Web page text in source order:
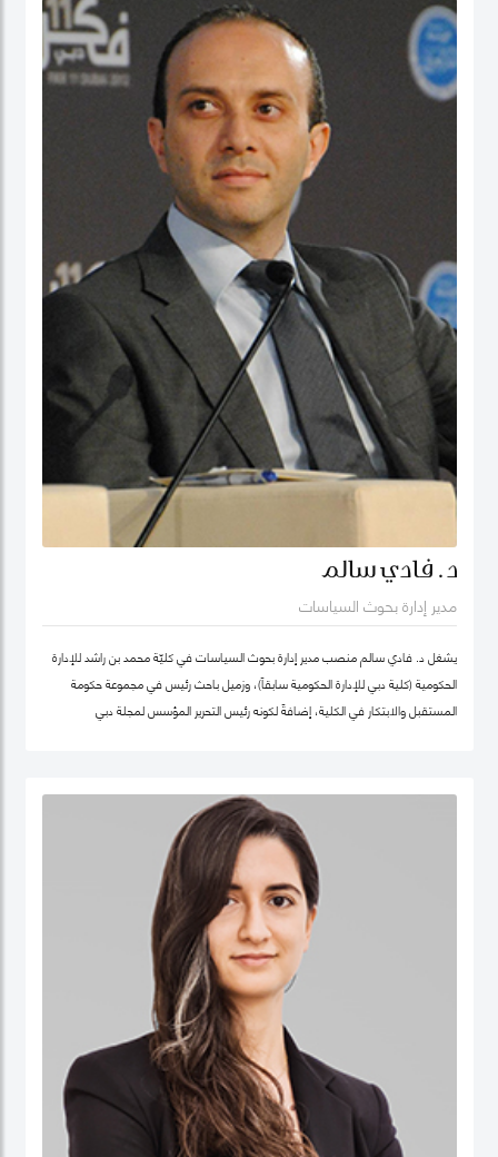
د. فادي سالم
مدير إدارة بحوث السياسات
يشغل د. فادي سالم منصب مدير إدارة بحوث السياسات في كليّة محمد بن راشد للإدارة
الحكومية (كلية دبي للإدارة الحكومية سابقاً)، وزميل باحث رئيس في مجموعة حكومة
المستقبل والابتكار في الكلية، إضافةً لكونه رئيس التحرير المؤسس لمجلة دبي
كليّة "لي كوان يو" للسياسة العامّة، جامعة سنغافورة الوطنية. حصل فادي على شهادة
الدكتوراه في السياسات العامة في تخصص الحوكمة الرقمية من جامعة أكسفورد العريقة
وشهادة الماجيستير في إدارة أنظمة المعلومات من كلية لندن للعلوم الاقتصادية
والسياسية، إضافة لشهادة البكالوريوس في هندسة الكمبيوتر من جامعة حلب. يعتبر د.
فادي سالم أحد أهم المفكرين والمتخصصين عالمياً في مجالات الحكومة الرقمية
ومستقبل العمل الحكومي وسياسات البيانات، حيث تشمل مجالات تخصّصه الحوكمة
الرقمية والسياسات التكنولوجية وإدارة منظومة البيانات الحكومية وحوكمة الذكاء
الاصطناعي، حيث يعتبر على مدى العقدين السابقين أحد أهم الباحثين تأثيراً في هذه
المجالات عالمياً، وقد اختير كواحد من أهم 100 شخصية مؤثرة في مجال الحكومة الرقمية
عالمياً (Apolitical). وهو عضو في عديد من مجالس الإدارة والأمناء في هذه المجالات مثل
المجلس الاستشاري لأخلاقيات الذكاء الاصطناعي لـهيئة دبي الرقمية وعضو مجموعة
عمل خبراء حوكمة آثار الذكاء الاصطناعي التابع لمنظمة ISO، وعضو المجلس العالمي
لأهداف التنمية المستدامة التابع للقمة العالمية للحكومات، وعضو مجلس أمناء جمعية
الحكومة الرقمية، الجمعية الرائدة عالمياً في مجال البحث العلمي في مجالات الحوكمة